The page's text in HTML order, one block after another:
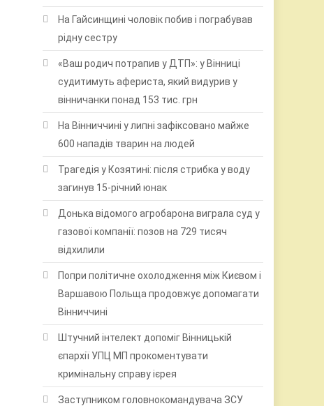
На Гайсинщині чоловік побив і пограбував
рідну сестру
«Ваш родич потрапив у ДТП»: у Вінниці
судитимуть афериста, який видурив у
вінничанки понад 153 тис. грн
На Вінниччині у липні зафіксовано майже
600 нападів тварин на людей
Трагедія у Козятині: після стрибка у воду
загинув 15-річний юнак
Донька відомого агробарона виграла суд у
газової компанії: позов на 729 тисяч
відхилили
Попри політичне охолодження між Києвом і
Варшавою Польща продовжує допомагати
Вінниччині
Штучний інтелект допоміг Вінницькій
єпархії УПЦ МП прокоментувати
кримінальну справу ієрея
Заступником головнокомандувача ЗСУ